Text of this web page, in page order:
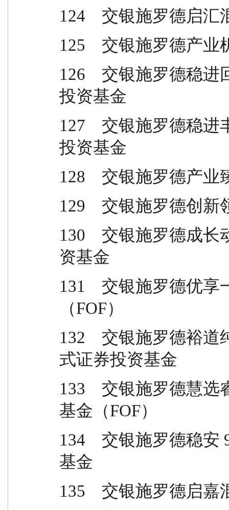
124    交银施罗德启
125    交银施罗德产
126    交银施罗德稳
投资基金
127    交银施罗德稳
投资基金
128    交银施罗德产
129    交银施罗德创
130    交银施罗德成
资基金
131    交银施罗德优
（FOF）
132    交银施罗德裕
式证券投资基金
133    交银施罗德慧
基金（FOF）
134    交银施罗德稳
基金
135    交银施罗德启